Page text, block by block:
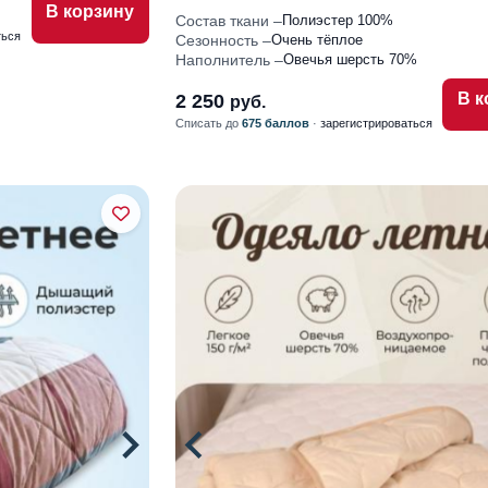
В корзину
Состав ткани Полиэстер 100%
Сезонность Очень тёплое
Наполнитель Овечья шерсть 70%
2 250 руб.
Списать до 675 баллов· зарегистрироваться
В